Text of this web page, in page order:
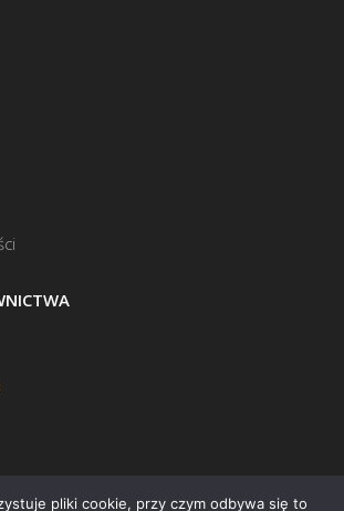
pliki cookie, przy czym odbywa się to